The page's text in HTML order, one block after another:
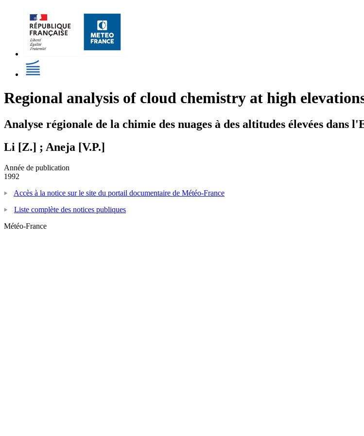
Regional analysis of cloud chemistry at high
Analyse régionale de la chimie des nuages à des altitudes élevées dans
Li [Z.] ; Aneja [V.P.]
Année de publication
1992
Accès à la notice sur le site du portail documentaire de Météo-France
Liste complète des notices publiques
Météo-France